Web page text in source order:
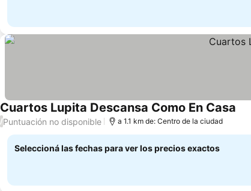
Cuartos Lupita Descansa Como En Casa
/Puntuación no disponible a 1.1 km de: Centro de la ciudad
Seleccioná las fechas para ver los precios exactos